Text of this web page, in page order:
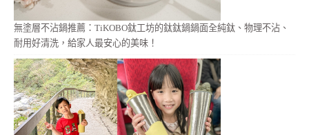
無塗層不沾鍋推薦：TiKOBO鈦工坊的鈦鈦鍋鍋面全純鈦、物理不沾、
耐用好清洗，給家人最安心的美味！